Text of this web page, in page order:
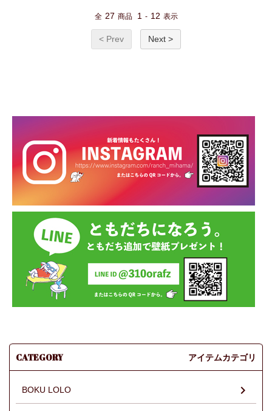
全 27 商品 1 - 12 表示
< Prev Next >
CATEGORY アイテムカテゴリ
BOKU LOLO